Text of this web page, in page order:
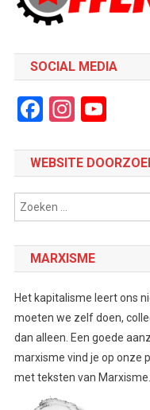
SOCIAL MEDIA
Facebook
WEBSITE
MARXISME
Het kapitalisme leert ons
moeten we zelf doen,
dan alleen. Een goede
marxisme vind je op onze
met teksten van